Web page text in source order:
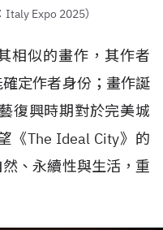
Expo 2025）
相似的畫作，其作者
定作者身份；畫作誕
復興時期對於完美城
《The Ideal City》的
、永續性與生活，重